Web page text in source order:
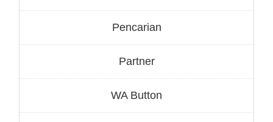
Pencarian
Partner
WA Button